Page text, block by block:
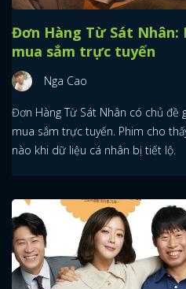
Đơn Hàng Từ Sát Nhân:
mua sắm trực tuyến
Nga Cao
Đơn Hàng Từ Sát Nhân có chủ đề
mua sắm trực tuyến. Phim cho
nào khi dữ liệu cá nhân bị tiết lộ.